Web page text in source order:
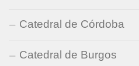
Catedral de Córdoba
Catedral de Burgos